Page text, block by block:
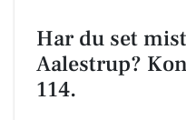
Har du set
Aalestrup?
114.